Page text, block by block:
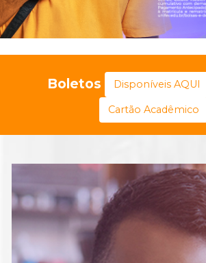
Boletos Disponíveis AQUI
Cartão Acadêmico